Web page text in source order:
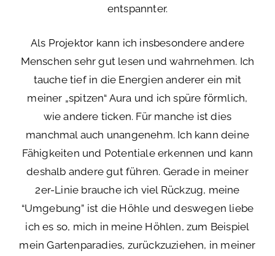
entspannter.
Als Projektor kann ich insbesondere andere
Menschen sehr gut lesen und wahrnehmen. Ich
tauche tief in die Energien anderer ein mit
meiner „spitzen“ Aura und ich spüre förmlich,
wie andere ticken. Für manche ist dies
manchmal auch unangenehm. Ich kann deine
Fähigkeiten und Potentiale erkennen und kann
deshalb andere gut führen. Gerade in meiner
2er-Linie brauche ich viel Rückzug, meine
“Umgebung” ist die Höhle und deswegen liebe
ich es so, mich in meine Höhlen, zum Beispiel
mein Gartenparadies, zurückzuziehen, in meiner